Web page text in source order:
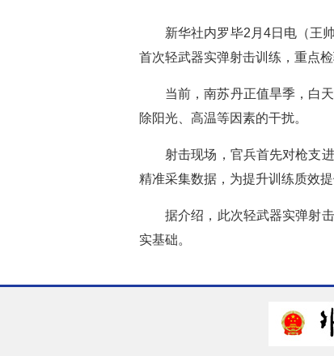
新华社内罗毕2月4日电（王
首次轻武器实弹射击训练，重点
当前，南苏丹正值旱季，白
除阳光、高温等因素的干扰。
射击现场，官兵首先对枪支
精准采集数据，为提升训练质效提
据介绍，此次轻武器实弹射
实基础。